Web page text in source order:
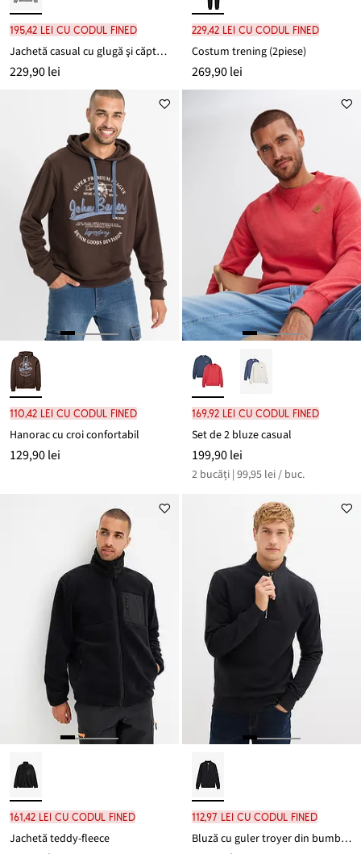
195,42 lei cu codul FINED
Jachetă casual cu glugă şi căptuşeală teddy
229,90 lei
229,42 lei cu codul FINED
Costum trening (2piese)
269,90 lei
110,42 lei cu codul FINED
Hanorac cu croi confortabil
129,90 lei
169,92 lei cu codul FINED
Set de 2 bluze casual
199,90 lei
2 bucăți | 99,95 lei / buc.
161,42 lei cu codul FINED
Jachetă teddy-fleece
112,97 lei cu codul FINED
Bluză cu guler troyer din bumbac organic 100%